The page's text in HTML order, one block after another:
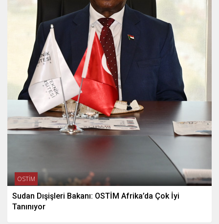
OSTİM
Sudan Dışişleri Bakanı: OSTİM Afrika’da Çok İyi
Tanınıyor